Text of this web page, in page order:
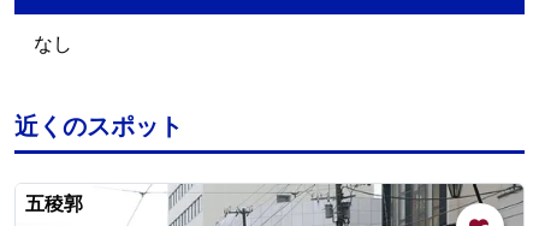
なし
近くのスポット
五稜郭